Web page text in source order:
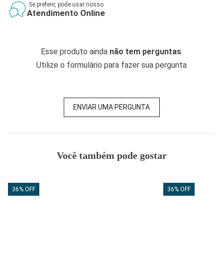
Se preferir, pode usar nosso
Atendimento Online
Esse produto ainda não tem perguntas.
Utilize o formulário para fazer sua pergunta
ENVIAR UMA PERGUNTA
Você também pode gostar
36% OFF 36% OFF